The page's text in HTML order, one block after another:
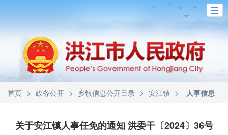
首页 > 政务公开 > 乡镇信息公开目录 > 安江镇 > 人事信息
关于安江镇人事任免的通知 洪委干〔2024〕36号